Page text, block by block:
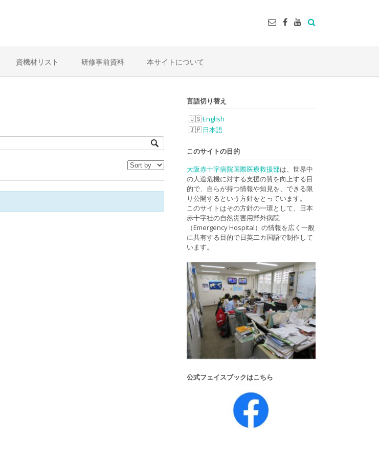
資機材リスト 研修事前資料 本サイトについて
言語切り替え
English
日本語
このサイトの目的
大阪赤十字病院国際医療救援部は、世界中
の人道危機に対する支援の質を向上する目
的で、自らが持つ情報や知見を、できる限
り公開するという方針をとっています。
このサイトはその方針の一環として、日本
赤十字社の自然災害用野外病院
（Emergency Hospital）の情報を広く一般
に共有する目的で日英二カ国語で制作して
います。
公式フェイスブックはこちら